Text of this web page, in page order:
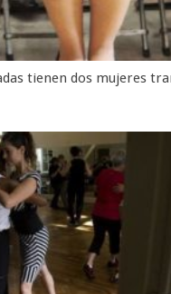
tienen dos mujeres